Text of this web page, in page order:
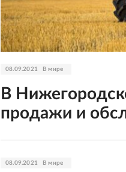
08.09.2021 В мире
В
продажи и
08.09.2021 В мире